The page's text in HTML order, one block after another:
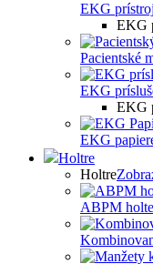
EKG
EKG
Pacientské
EKG
EKG
EKG
Holtre
Holtre
ABPM